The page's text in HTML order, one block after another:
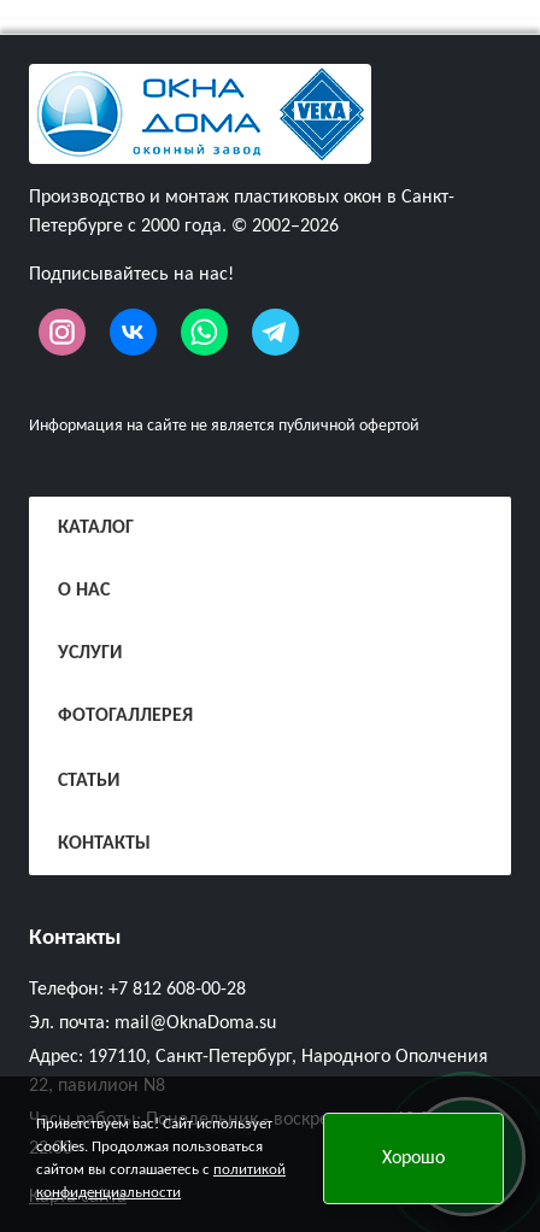
Производство и монтаж пластиковых окон в Санкт-
Петербурге с 2000 года. © 2002–2026
Подписывайтесь на нас!
Информация на сайте не является публичной офертой
КАТАЛОГ
О НАС
УСЛУГИ
ФОТОГАЛЛЕРЕЯ
СТАТЬИ
КОНТАКТЫ
Контакты
Телефон: +7 812 608-00-28
Эл. почта: mail@OknaDoma.su
Адрес: 197110, Санкт-Петербург, Народного Ополчения
22, павилион N8
Часы работы: Понедельник - воскресенье с 10:00 до
22:00
Карта сайта
Приветствуем вас! Сайт использует
cookies. Продолжая пользоваться
сайтом вы соглашаетесь с политикой
конфиденциальности
Хорошо